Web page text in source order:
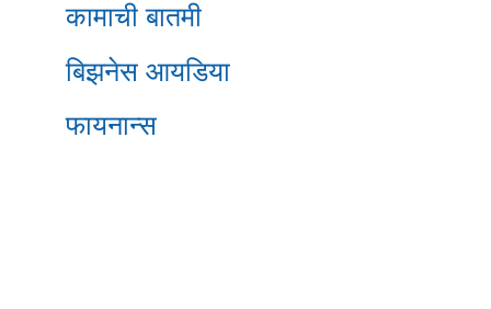
कामाची बातमी
बिझनेस आयडिया
फायनान्स